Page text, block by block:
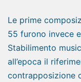
Le prime
55 furono invece
Stabilimento
all’epoca il
contrapposizione